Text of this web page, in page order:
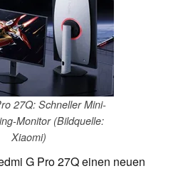
27Q: Schneller Mini-
Monitor (Bildquelle:
Xiaomi)
G Pro 27Q einen neuen